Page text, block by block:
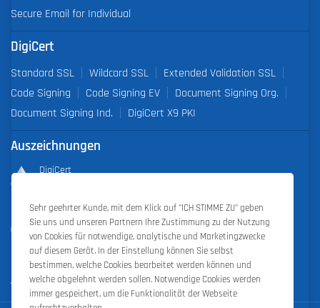
Secure Email for Individual
DigiCert
Standard SSL Wildcard SSL
Extended Validation SSL
Code Signing
Code Signing EV
Document Signing Org.
Document Signing Ind.
DigiCert X9 PKI
Auszeichnungen
DigiCert
Outstanding Sales Performance Award 2018, 2019, 2020, 2021,
2022
Sehr geehrter Kunde, mit dem Klick auf "ICH STIMME ZU" geben
Sie uns und unseren Partnern Ihre Zustimmung zu der Nutzung
von Cookies für notwendige, analytische und Marketingzwecke
auf diesem Gerät. In der Einstellung können Sie selbst
bestimmen, welche Cookies bearbeitet werden können und
welche abgelehnt werden sollen. Notwendige Cookies werden
immer gespeichert, um die Funktionalität der Webseite